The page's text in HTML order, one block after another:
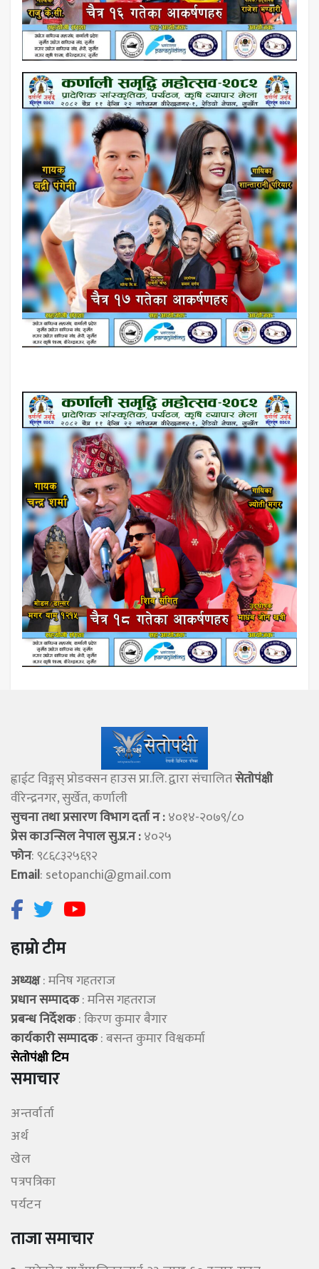
ह्वाईट विङ्गस् प्राेडक्सन हाउस प्रा.लि. द्वारा संचालितसेताेपंक्षी
वीरेन्द्रनगर, सुर्खेत, कर्णाली
सुचना तथा प्रसारण विभाग दर्ता न :४०१४-२०७९/८०
प्रेस काउन्सिल नेपाल सु.प्र.न :४०२५
फोन: ९८६८३२५६९२
Email: setopanchi@gmail.com
हाम्रो टीम
अध्यक्ष: मनिष गहतराज
प्रधान सम्पादक: मनिस गहतराज
प्रबन्ध निर्देशक: किरण कुमार बैगार
कार्यकारी सम्पादक: बसन्त कुमार विश्वकर्मा
सेताेपंक्षी टिम
समाचार
अन्तर्वार्ता
अर्थ
खेल
पत्रपत्रिका
पर्यटन
ताजा समाचार